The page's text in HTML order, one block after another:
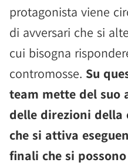
protagonista viene
di avversari che si
cui bisogna
contromosse. Su
team mette del suo
delle direzioni della
che si attiva
finali che si